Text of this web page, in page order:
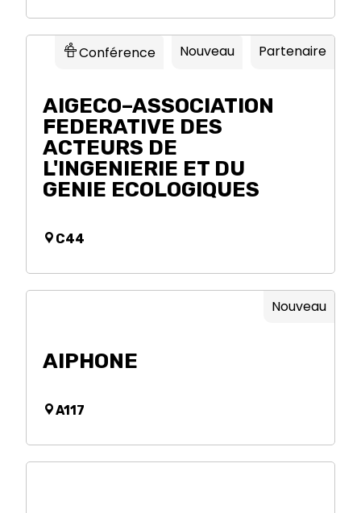
AIGECO–ASSOCIATION
FEDERATIVE DES
ACTEURS DE
L'INGENIERIE ET DU
GENIE ECOLOGIQUES
C44
Conférence Nouveau Partenaire
AIPHONE
A117
Nouveau